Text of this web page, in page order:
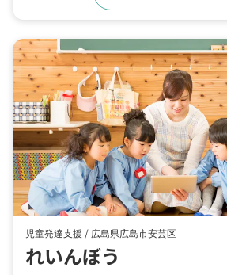
児童発達支援 / 広島県広島市安芸区
れいんぼう